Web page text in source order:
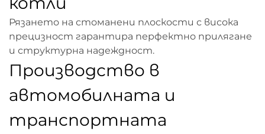
Рязането на стоманени плоскости с висока
прецизност гарантира перфектно прилягане
и структурна надеждност.
Производство в
автомобилната и
транспортната